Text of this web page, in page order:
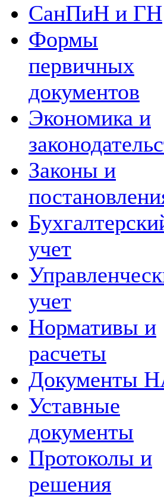
СанПиН и ГН
Формы
первичных
документов
Экономика и
Законы и
учет
учет
Нормативы и
расчеты
Документы
Уставные
документы
Протоколы и
решения